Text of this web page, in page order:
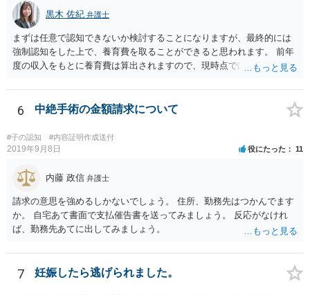
黒木 佐紀 弁護士
まずは任意で認知できないか検討することになりますが、最終的には
強制認知をした上で、養育費を取ることができると思われます。 前年
度の収入をもとに養育費は算出されますので、現時点では少額しか取
育費の増額調停を起こすこともできます。 仮に中絶する場合でも、相
手方が妊娠について話し合いをしっかりしてくれない場合には、慰謝
料請求などもできる可能性があります。 いずれにせよ、親御さんとの
関わりが不可欠となると思われますので、一度話し合った上で、法律
事務所へ早めのご相談をされたほうがよろしいかと思います。
6 中絶手術の金額請求について
#子の認知 #内容証明作成送付
2019年9月8日 役にたった 11
内藤 政信 弁護士
請求の意思を強めるしかないでしょう。 住所、勤務先はつかんでます
か。 自宅あて書面で支払催告書を送ってみましょう。 反応がなけれ
ば、勤務先あてに出してみましょう。
7 妊娠したら逃げられました。